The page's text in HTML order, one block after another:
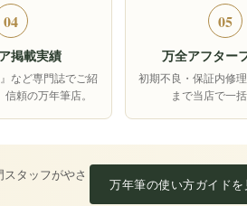
04
掲載実績
など専門誌でご紹
頼の万年筆店。
05
万全アフター
初期不良・保証内修
まで当店で一括
タッフがやさ
万年筆の使い方ガイド